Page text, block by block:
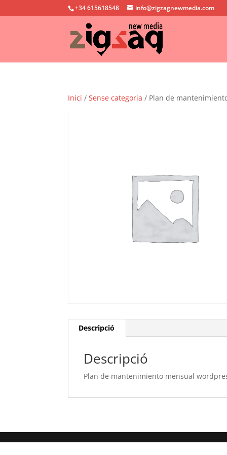
+34 615618548 info@zigzagnewmedia.com
Inici /Sense categoria / Plan de
Descripció
Descripció
Plan de mantenimiento mensual